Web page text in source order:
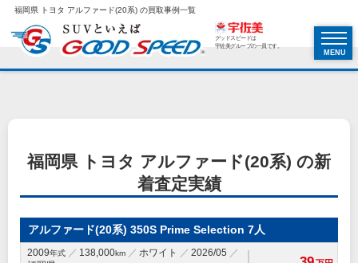
福岡県 トヨタ アルファード(20系) の買取事例一覧
グッドスピードは
宇佐美グループの一員です。
MENU
福岡県 トヨタ アルファード(20系) の新
着査定実績
アルファード(20系) 350S Prime Selection 7人
2009年式 138,000km ホワイト
2026/05